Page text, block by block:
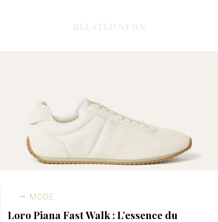
MODE
Loro Piana Fast Walk : L’essence du